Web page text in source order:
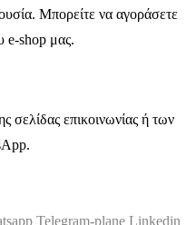
Μπορείτε να αγοράσετε
e-shop μας.
σελίδας επικοινωνίας ή των
Telegram-plane Linkedin